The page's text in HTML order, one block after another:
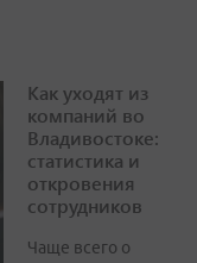
Как уходят из
компаний во
Владивостоке:
статистика и
откровения
сотрудников
Чаще всего о